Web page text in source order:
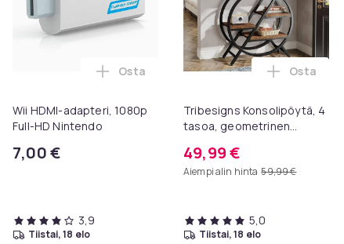
Wii HDMI-adapteri, 1080p
Full-HD Nintendo
7,00 €
Lisää Wii HDMI-adapteri, 1080p Full-HD
Osta
3,9
tiistai, 18 elo
Tribesigns Konsolipöytä, 4
tasoa, geometrinen
cm, eteispöytä, sivupöytä,
sohvapöytä
49,99 €
Aiempi alin hinta 59,99 €
Lisää
Osta
5,0
tiistai, 18 elo